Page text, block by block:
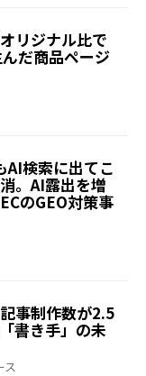
リジナル比で
だ商品ページ
AI検索に出てこ
。AI露出を増
のGEO対策事
事制作数が2.5
書き手」の未
ス